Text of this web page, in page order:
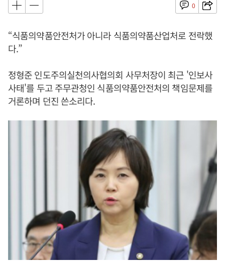
0
“식품의약품안전처가 아니라 식품의약품산업처로 전락했
다.”
정형준 인도주의실천의사협의회 사무처장이 최근 '인보사
사태'를 두고 주무관청인 식품의약품안전처의 책임문제를
거론하며 던진 쓴소리다.